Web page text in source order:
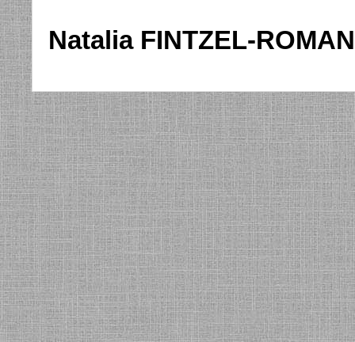
Natalia FINTZEL-